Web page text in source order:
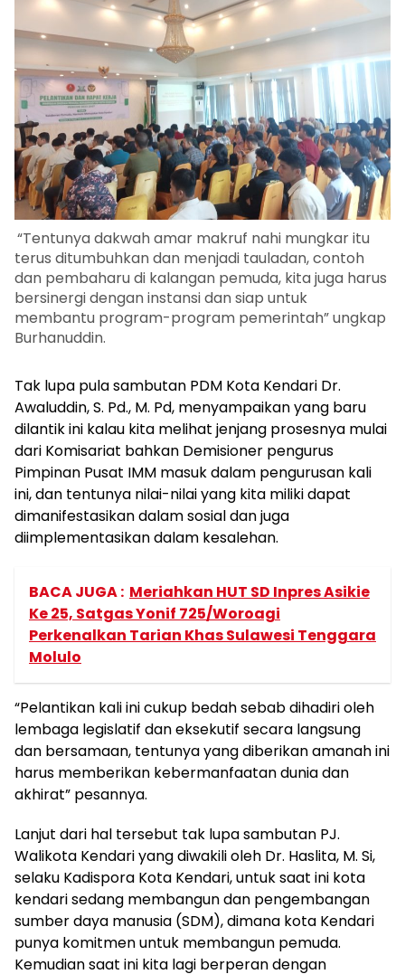
“Tentunya dakwah amar makruf nahi mungkar itu
terus ditumbuhkan dan menjadi tauladan, contoh
dan pembaharu di kalangan pemuda, kita juga harus
bersinergi dengan instansi dan siap untuk
membantu program-program pemerintah” ungkap
Burhanuddin.
Tak lupa pula sambutan PDM Kota Kendari Dr.
Awaluddin, S. Pd., M. Pd, menyampaikan yang baru
dilantik ini kalau kita melihat jenjang prosesnya mulai
dari Komisariat bahkan Demisioner pengurus
Pimpinan Pusat IMM masuk dalam pengurusan kali
ini, dan tentunya nilai-nilai yang kita miliki dapat
dimanifestasikan dalam sosial dan juga
diimplementasikan dalam kesalehan.
BACA JUGA : Meriahkan HUT SD Inpres Asikie
Ke 25, Satgas Yonif 725/Woroagi
Perkenalkan Tarian Khas Sulawesi Tenggara
Molulo
“Pelantikan kali ini cukup bedah sebab dihadiri oleh
lembaga legislatif dan eksekutif secara langsung
dan bersamaan, tentunya yang diberikan amanah ini
harus memberikan kebermanfaatan dunia dan
akhirat” pesannya.
Lanjut dari hal tersebut tak lupa sambutan PJ.
Walikota Kendari yang diwakili oleh Dr. Haslita, M. Si,
selaku Kadispora Kota Kendari, untuk saat ini kota
kendari sedang membangun dan pengembangan
sumber daya manusia (SDM), dimana kota Kendari
punya komitmen untuk membangun pemuda.
Kemudian saat ini kita lagi berperan dengan